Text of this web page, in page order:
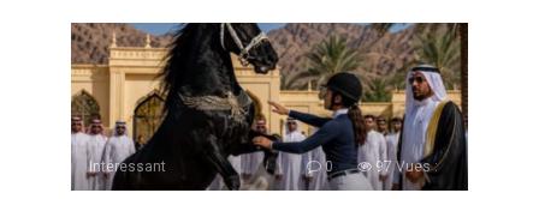
Intéressant 0 97 Vues :